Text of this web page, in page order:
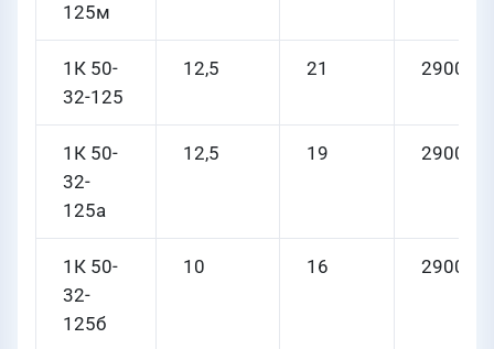
125м
1К 50-
32-125
12,5 21 2900
1К 50-
32-
125а
12,5 19 2900
1К 50-
32-
125б
10 16 2900